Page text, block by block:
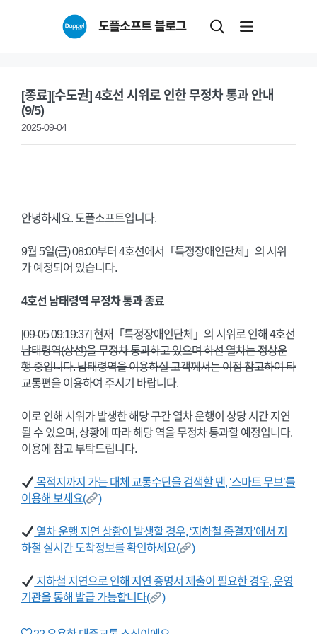
도플소프트 블로그
[종료][수도권] 4호선 시위로 인한 무정차 통과 안내
(9/5)
2025-09-04
안녕하세요. 도플소프트입니다.
9월 5일(금) 08:00부터 4호선에서「특정장애인단체」의 시위
가 예정되어 있습니다.
4호선 남태령역 무정차 통과 종료
[09-05 09:19:37] 현재「특정장애인단체」의 시위로 인해 4호선
남태령역(상선)을 무정차 통과하고 있으며 하선 열차는 정상운
행 중입니다. 남태령역을 이용하실 고객께서는 이점 참고하여 타
교통편을 이용하여 주시기 바랍니다.
이로 인해 시위가 발생한 해당 구간 열차 운행이 상당 시간 지연
될 수 있으며, 상황에 따라 해당 역을 무정차 통과할 예정입니다.
이용에 참고 부탁드립니다.
목적지까지 가는 대체 교통수단을 검색할 땐, ‘스마트 무브’를
이용해 보세요(
)
열차 운행 지연 상황이 발생할 경우, ‘지하철 종결자’에서 지
하철 실시간 도착정보를 확인하세요(
)
지하철 지연으로 인해 지연 증명서 제출이 필요한 경우, 운영
기관을 통해 발급 가능합니다(
)